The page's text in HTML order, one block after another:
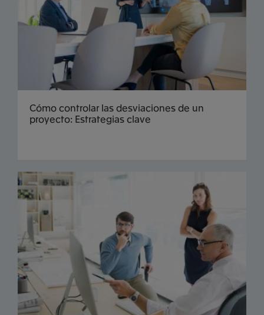
Cómo controlar las desviaciones de un
proyecto: Estrategias clave